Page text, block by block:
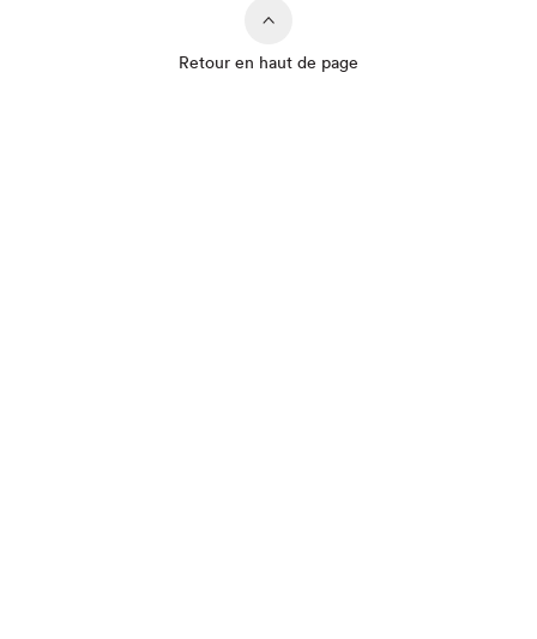
Retour en haut de page